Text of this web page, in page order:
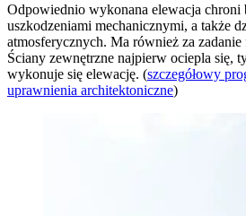
Odpowiednio wykonana elewacja chroni
uszkodzeniami mechanicznymi, a także
atmosferycznych. Ma również za
Ściany zewnętrzne najpierw ociepla się,
wykonuje się elewację. (szczegółowy
uprawnienia architektoniczne)